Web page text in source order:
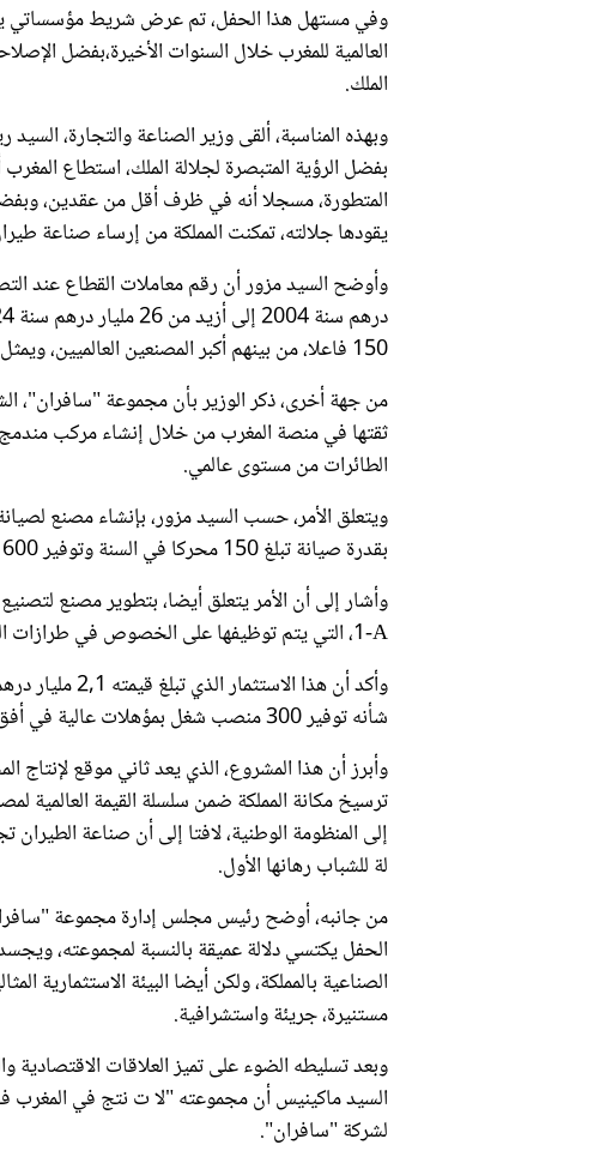
وفي مستهل هذا الحفل، تم عرض شريط مؤسساتي
العالمية للمغرب خلال السنوات الأخيرة،بفضل
الملك.
وبهذه المناسبة، ألقى وزير الصناعة والتجارة،
بفضل الرؤية المتبصرة لجلالة الملك، استطاع
المتطورة، مسجلا أنه في ظرف أقل من عقدين، وبفضل
يقودها جلالته، تمكنت المملكة من إرساء صناعة
وأوضح السيد مزور أن رقم معاملات القطاع عند
150 فاعلا، من بينهم أكبر المصنعين العالميين، ويمثل واجهة حقيقية للخبرة الصناعية الوطنية.
ثقتها في منصة المغرب من خلال إنشاء مركب مندمج
الطائرات من مستوى عالمي.
بقدرة صيانة تبلغ 150 محركا في السنة وتوفير 600 منصب شغل مباشر بحلول العام 2030.
1-A، التي يتم توظيفها على الخصوص في طرازات الطائرات "إيرباص A320 Neo".
شأنه توفير 300 منصب شغل بمؤهلات عالية في أفق العام 2029.
ترسيخ مكانة المملكة ضمن سلسلة القيمة
إلى المنظومة الوطنية، لافتا إلى أن صناعة
لة للشباب رهانها الأول.
من جانبه، أوضح رئيس مجلس إدارة مجموعة
الحفل يكتسي دلالة عميقة بالنسبة لمجموعته،
الصناعية بالمملكة، ولكن أيضا البيئة الاستثمارية
مستنيرة، جريئة واستشرافية.
وبعد تسليطه الضوء على تميز العلاقات الاقتصادية
السيد ماكينيس أن مجموعته "لا ت نتج في المغرب
لشركة "سافران".